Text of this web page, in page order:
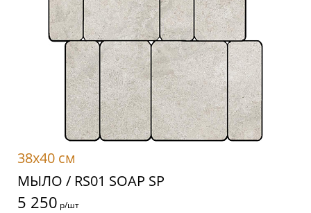
38x40 см
МЫЛО / RS01 SOAP SP
5 250 р/шт